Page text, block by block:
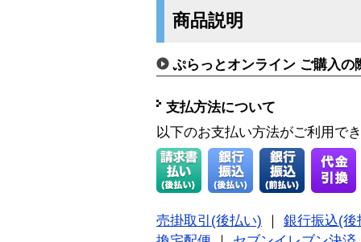
商品説明
ぷらっとオンライン ご購入の
支払方法について
以下のお支払い方法がご利用で
売掛取引(後払い)
銀行振込(後